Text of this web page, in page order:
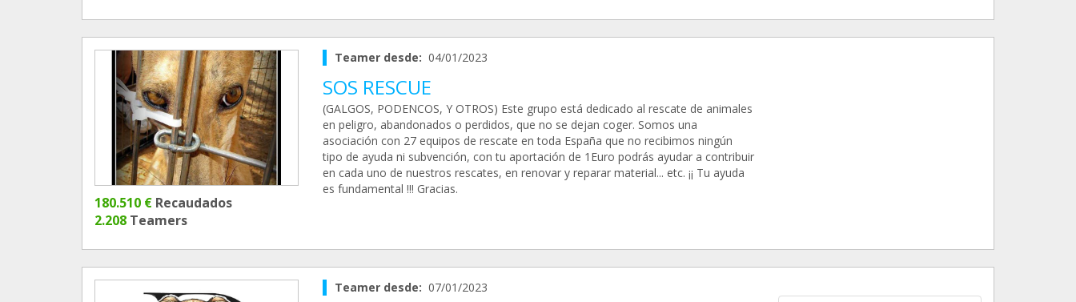
180.510 € Recaudados
2.208 Teamers
Teamer desde: 04/01/2023
SOS RESCUE
(GALGOS, PODENCOS, Y OTROS) Este grupo está dedicado al rescate de animales
en peligro, abandonados o perdidos, que no se dejan coger. Somos una
asociación con 27 equipos de rescate en toda España que no recibimos ningún
tipo de ayuda ni subvención, con tu aportación de 1Euro podrás ayudar a contribuir
en cada uno de nuestros rescates, en renovar y reparar material... etc. ¡¡ Tu ayuda
es fundamental !!! Gracias.
Teamer desde: 07/01/2023